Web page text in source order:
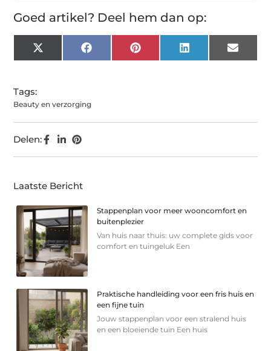
Goed artikel? Deel hem dan op:
X
(Twitter)
Facebook Pinterest LinkedIn Email
Tags:
Beauty en verzorging
Delen:
Laatste Bericht
Stappenplan voor meer wooncomfort en
buitenplezier
Van huis naar thuis: uw complete gids voor
comfort en tuingeluk Een
Praktische handleiding voor een fris huis en
een fijne tuin
Jouw stappenplan voor een stralend huis
en een bloeiende tuin Een huis